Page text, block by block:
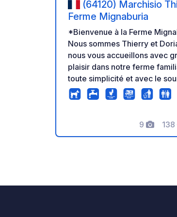
(64120) Marchisio
Ferme Mignaburia
*Bienvenue à la Ferme
Nous sommes Thierry et
nous vous accueillons avec
plaisir dans notre ferme
toute simplicité et avec le
on aime le partage, la
la bonne charcuterie maison. ^^
camping-car ou à vélo, vous
bienvenus pour faire une
9
Photos
138